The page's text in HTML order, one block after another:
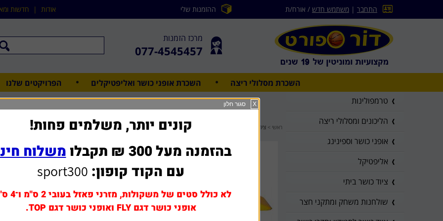
התחבר | משתמש חדש / אורח/ת ההזמנות שלי אודות | חדשות
מרכז הזמנות
077-4545457
השכרת מסלולי ריצה השכרת אופני כושר ואליפטיקלים הפרויקטים שלנו
ציוד גימבורי
ראשי > ציוד גימבורי
טרמפולינות
הליכונים ומסלולי ריצה
אופני כושר וספינינג
אליפטיקל
ציוד כושר ביתי
שולחנות משחק ומתקני חצר
X סגור חלון
קונים יותר, משלמים פחות!
בהזמנה מעל 300 ₪ תקבלו
משלוח
עם הקוד קופון: sport300
לא כולל סטים של משקולות, מזרני פאזל בעובי 2 ס"מ ו־4 ס"מ,
אופני כושר דגם FLY ואופני כושר דגם TOP.